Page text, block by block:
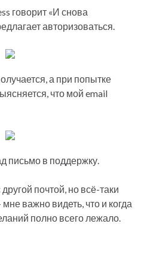
говорит «И снова
авторизоваться.
а при попытке
что мой email
письмо в поддержку.
почтой, но всё-таки
важно видеть, что и когда
полно всего лежало.